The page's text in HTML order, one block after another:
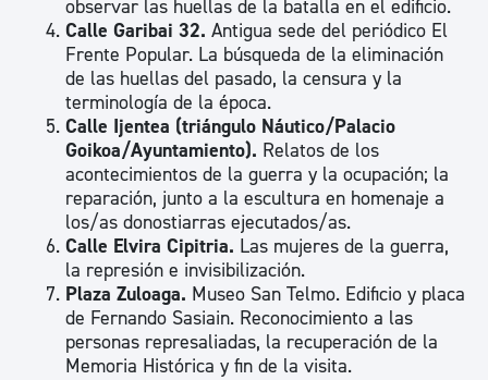
observar las huellas de la batalla en el edificio.
Calle Garibai 32. Antigua sede del periódico El
Frente Popular. La búsqueda de la eliminación
de las huellas del pasado, la censura y la
terminología de la época.
Calle Ijentea (triángulo Náutico/Palacio
Goikoa/Ayuntamiento). Relatos de los
acontecimientos de la guerra y la ocupación; la
reparación, junto a la escultura en homenaje a
los/as donostiarras ejecutados/as.
Calle Elvira Cipitria. Las mujeres de la guerra,
la represión e invisibilización.
Plaza Zuloaga. Museo San Telmo. Edificio y placa
de Fernando Sasiain. Reconocimiento a las
personas represaliadas, la recuperación de la
Memoria Histórica y fin de la visita.